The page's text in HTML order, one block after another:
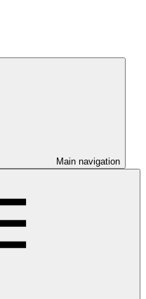
Main navigation